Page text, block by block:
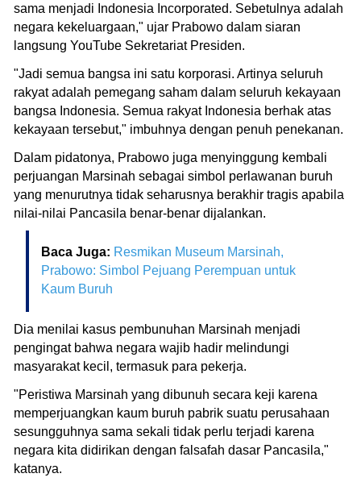
sama menjadi Indonesia Incorporated. Sebetulnya adalah
negara kekeluargaan," ujar Prabowo dalam siaran
langsung YouTube Sekretariat Presiden.
"Jadi semua bangsa ini satu korporasi. Artinya seluruh
rakyat adalah pemegang saham dalam seluruh kekayaan
bangsa Indonesia. Semua rakyat Indonesia berhak atas
kekayaan tersebut," imbuhnya dengan penuh penekanan.
Dalam pidatonya, Prabowo juga menyinggung kembali
perjuangan Marsinah sebagai simbol perlawanan buruh
yang menurutnya tidak seharusnya berakhir tragis apabila
nilai-nilai Pancasila benar-benar dijalankan.
Baca Juga: Resmikan Museum Marsinah,
Prabowo: Simbol Pejuang Perempuan untuk
Kaum Buruh
Dia menilai kasus pembunuhan Marsinah menjadi
pengingat bahwa negara wajib hadir melindungi
masyarakat kecil, termasuk para pekerja.
"Peristiwa Marsinah yang dibunuh secara keji karena
memperjuangkan kaum buruh pabrik suatu perusahaan
sesungguhnya sama sekali tidak perlu terjadi karena
negara kita didirikan dengan falsafah dasar Pancasila,"
katanya.